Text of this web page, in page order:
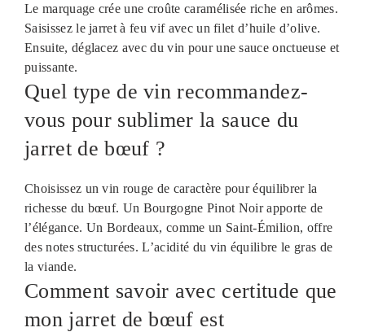
Le marquage crée une croûte caramélisée riche en arômes.
Saisissez le jarret à feu vif avec un filet d’huile d’olive.
Ensuite, déglacez avec du vin pour une sauce onctueuse et
puissante.
Quel type de vin recommandez-
vous pour sublimer la sauce du
jarret de bœuf ?
Choisissez un vin rouge de caractère pour équilibrer la
richesse du bœuf. Un Bourgogne Pinot Noir apporte de
l’élégance. Un Bordeaux, comme un Saint-Émilion, offre
des notes structurées. L’acidité du vin équilibre le gras de
la viande.
Comment savoir avec certitude que
mon jarret de bœuf est